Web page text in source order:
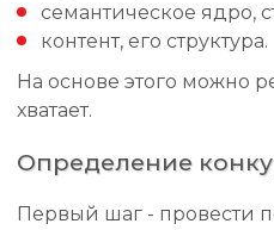
семантическое ядро,
контент, его структура.
На основе этого можно
хватает.
Определение
Первый шаг - провести